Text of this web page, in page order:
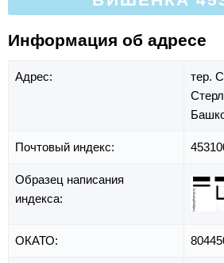
Информация об адресе
Адрес: тер.
Почтовый индекс:
Образец написания
индекса:
ОКАТО: